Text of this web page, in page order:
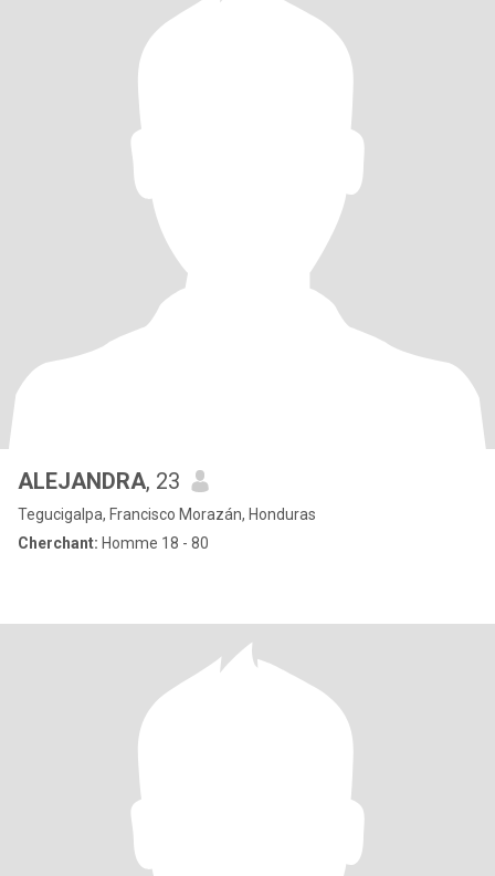
ALEJANDRA, 23
Tegucigalpa, Francisco Morazán, Honduras
Cherchant: Homme 18 - 80